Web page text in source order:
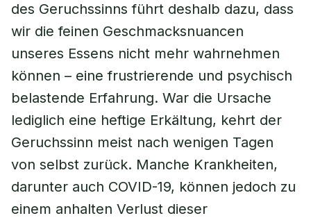
des Geruchssinns führt deshalb dazu, dass
wir die feinen Geschmacksnuancen
unseres Essens nicht mehr wahrnehmen
können – eine frustrierende und psychisch
belastende Erfahrung. War die Ursache
lediglich eine heftige Erkältung, kehrt der
Geruchssinn meist nach wenigen Tagen
von selbst zurück. Manche Krankheiten,
darunter auch COVID-19, können jedoch zu
einem anhalten Verlust dieser